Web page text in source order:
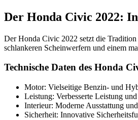
Der Honda Civic 2022:
Der Honda Civic 2022 setzt die
schlankeren Scheinwerfern und einem
Technische Daten des Honda
Motor: Vielseitige Benzin- und
Leistung: Verbesserte Leistung
Interieur: Moderne Ausstattung
Sicherheit: Innovative